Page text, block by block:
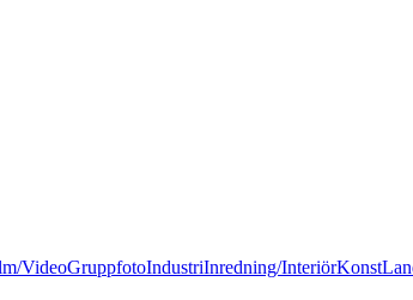
VideoGruppfotoIndustriInredning/InteriörKonst